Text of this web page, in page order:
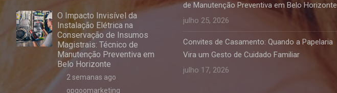
O Impacto Invisível da
Instalação Elétrica na
Conservação de Insumos
Magistrais: Técnico de
Manutenção Preventiva em
Belo Horizonte
2 semanas ago
opgoomarketing
de Manutenção Preventiva em Belo Horizonte
julho 25, 2026
Convites de Casamento: Quando a Papelaria
Vira um Gesto de Cuidado Familiar
julho 17, 2026